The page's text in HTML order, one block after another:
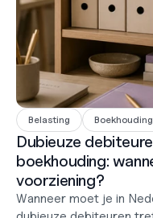
Belasting Boekhouding
Dubieuze
boekhouding:
voorziening?
Wanneer moet je in